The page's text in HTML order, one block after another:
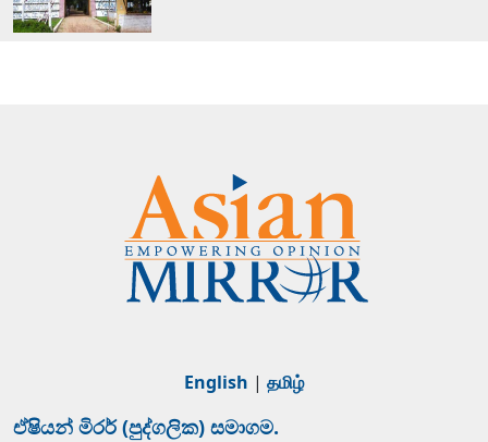
English | தமிழ்
ඒෂියන් මිරර් (පුද්ගලික) සමාගම.